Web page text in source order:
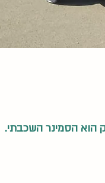
הוא הסמינר השכבתי.